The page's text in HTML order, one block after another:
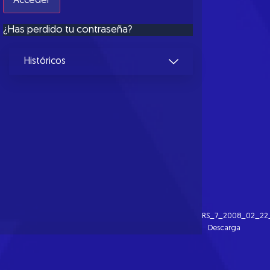
¿Has perdido tu contraseña?
Históricos
Descarga